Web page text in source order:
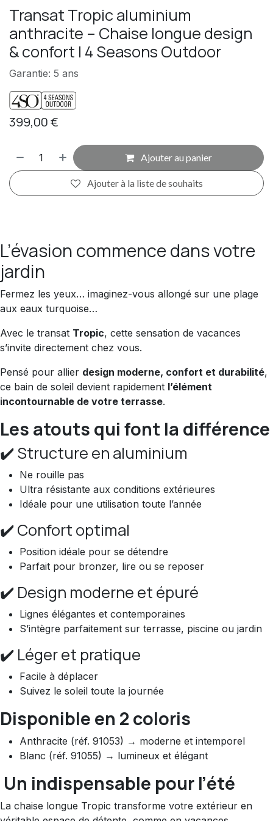
Transat Tropic aluminium
anthracite – Chaise longue design
& confort | 4 Seasons Outdoor
Garantie: 5 ans
399,00€
Ajouter au panier
Ajouter à la liste de souhaits
L’évasion commence dans votre
jardin
Fermez les yeux… imaginez-vous allongé sur une plage
aux eaux turquoise…
Avec le transat Tropic, cette sensation de vacances
s’invite directement chez vous.
Pensé pour allier design moderne, confort et durabilité,
ce bain de soleil devient rapidement l’élément
incontournable de votre terrasse.
Les atouts qui font la différence
✔️ Structure en aluminium
Ne rouille pas
Ultra résistante aux conditions extérieures
Idéale pour une utilisation toute l’année
✔️ Confort optimal
Position idéale pour se détendre
Parfait pour bronzer, lire ou se reposer
✔️ Design moderne et épuré
Lignes élégantes et contemporaines
S’intègre parfaitement sur terrasse, piscine ou jardin
✔️ Léger et pratique
Facile à déplacer
Suivez le soleil toute la journée
Disponible en 2 coloris
Anthracite (réf. 91053) → moderne et intemporel
Blanc (réf. 91055) → lumineux et élégant
Un indispensable pour l’été
La chaise longue Tropic transforme votre extérieur en